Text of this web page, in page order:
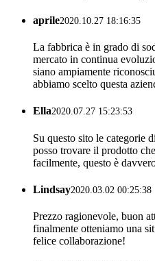
aprile2020.10.27 18:16:35
La fabbrica è in grado di
mercato in continua
siano ampiamente
abbiamo scelto questa
Ella2020.07.27 15:23:53
Su questo sito le categorie
posso trovare il prodotto
facilmente, questo è
Lindsay2020.03.02 00:25:38
Prezzo ragionevole, buon
finalmente otteniamo una
felice collaborazione!